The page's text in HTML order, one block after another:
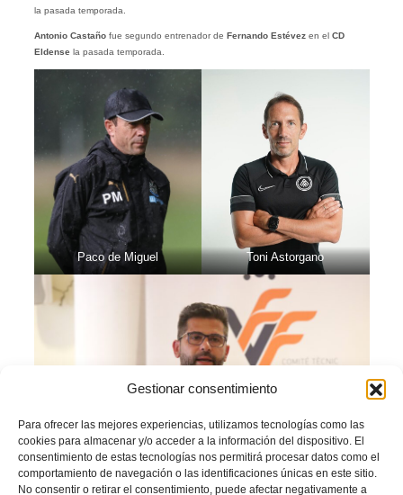
Gestionar consentimiento
Para ofrecer las mejores experiencias, utilizamos tecnologías como las
cookies para almacenar y/o acceder a la información del dispositivo. El
consentimiento de estas tecnologías nos permitirá procesar datos como el
comportamiento de navegación o las identificaciones únicas en este sitio.
No consentir o retirar el consentimiento, puede afectar negativamente a
la pasada temporada.
Antonio Castañofue segundo entrenador de Fernando Estévezen el CD
Eldensela pasada temporada.
Paco de Miguel Toni Astorgano
Antonio Castaño